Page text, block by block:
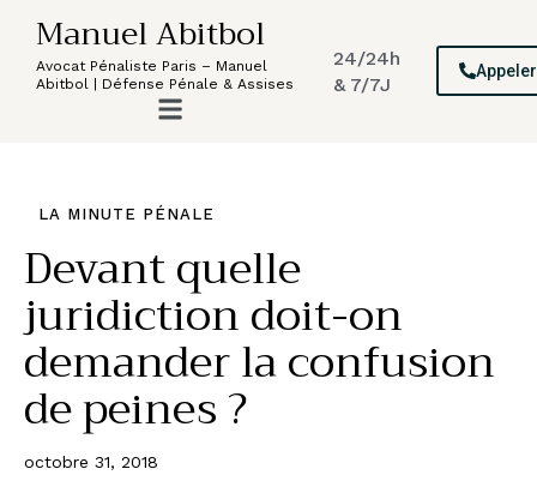
Manuel Abitbol
Avocat Pénaliste Paris – Manuel
Abitbol | Défense Pénale & Assises
24/24h
& 7/7J
Appeler
LA MINUTE PÉNALE
Devant quelle
juridiction doit-on
demander la confusion
de peines ?
octobre 31, 2018